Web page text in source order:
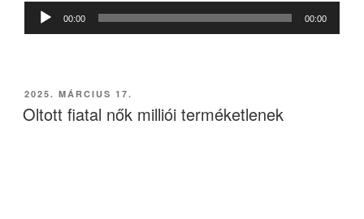
Audió
lejátszó
00:00 00:00
BEKÜLDVE:
2025. MÁRCIUS 17.
Oltott fiatal nők milliói terméketlenek